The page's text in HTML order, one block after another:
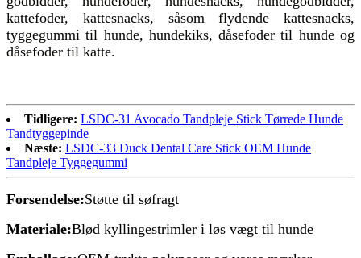
kattefoder, kattesnacks, såsom flydende kattesnacks,
tyggegummi til hunde, hundekiks, dåsefoder til hunde og
dåsefoder til katte.
Tidligere: LSDC-31 Avocado Tandpleje Stick Tørrede Hunde
Tandtyggepinde
Næste: LSDC-33 Duck Dental Care Stick OEM Hunde
Tandpleje Tyggegummi
Forsendelse:Støtte til søfragt
Materiale:Blød kyllingestrimler i løs vægt til hunde